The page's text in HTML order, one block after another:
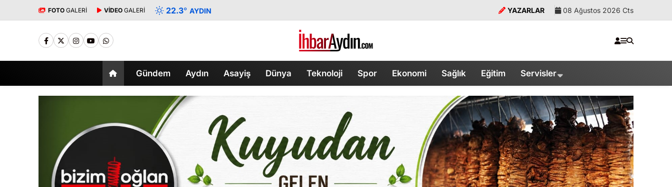
FOTO GALERİ VİDEO GALERİ 22.3° AYDIN YAZARLAR 08 Ağustos 2026 Cts
Gündem Aydın Asayiş Dünya Teknoloji Spor Ekonomi Sağlık Eğitim Servisler